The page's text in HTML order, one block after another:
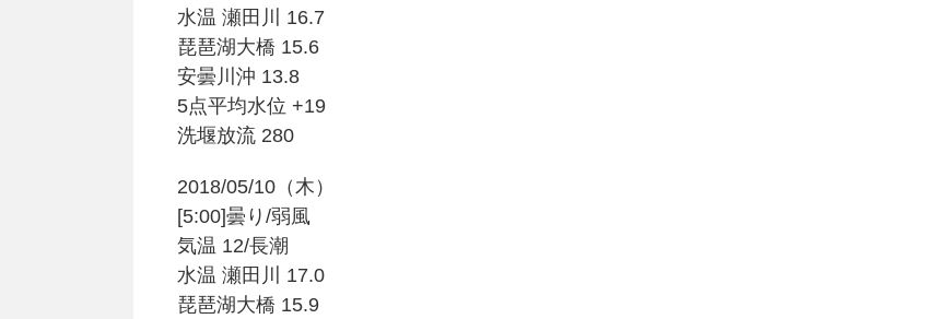
水温 瀬田川 16.7
琵琶湖大橋 15.6
安曇川沖 13.8
5点平均水位 +19
洗堰放流 280
2018/05/10（木）
[5:00]曇り/弱風
気温 12/長潮
水温 瀬田川 17.0
琵琶湖大橋 15.9